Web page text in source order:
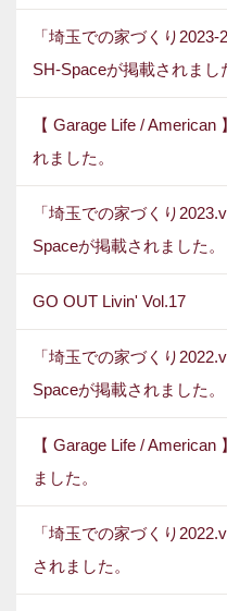
「埼玉での家づくり
SH-Spaceが掲載されまし
【 Garage Life /
れました。
「埼玉での家づくり
Spaceが掲載されました。
GO OUT Livin' Vol.17
「埼玉での家づくり
Spaceが掲載されました。
【 Garage Life /
ました。
「埼玉での家づくり
されました。